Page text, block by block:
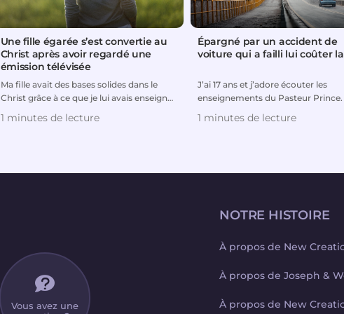
Une fille égarée s’est convertie au
Christ après avoir regardé une
émission télévisée
Ma fille avait des bases solides dans le
Christ grâce à ce que je lui avais enseigné
1 minutes de lecture
Épargné par un accident de
voiture qui a failli lui coûter
J’ai 17 ans et j’adore écouter les
enseignements du Pasteur
1 minutes de lecture
Vous avez une
NOTRE HISTOIRE
À propos de New
À propos de Joseph &
À propos de New